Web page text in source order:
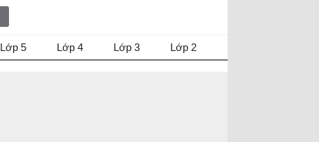
Lớp 5 Lớp 4 Lớp 3 Lớp 2